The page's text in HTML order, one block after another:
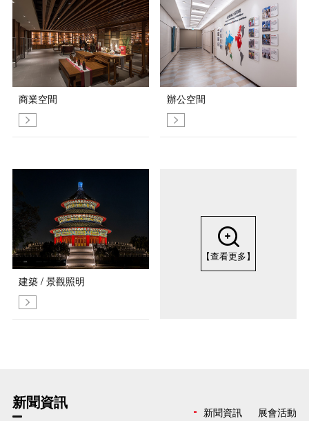
商業空間 辦公空間
建築 / 景觀照明
【查看更多】
新聞資訊
新聞資訊 展會活動